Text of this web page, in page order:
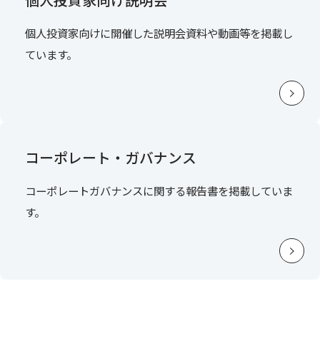
個人投資家向けに開催した説明会資料や動画等を掲載し
ています。
コーポレート・ガバナンス
コーポレートガバナンスに関する報告書を掲載していま
す。